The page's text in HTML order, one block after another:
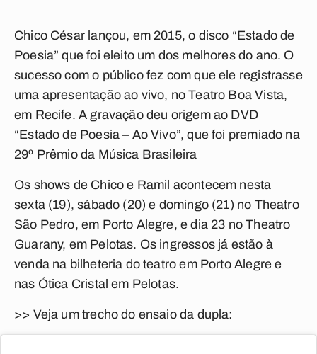
Chico César lançou, em 2015, o disco “Estado de
Poesia” que foi eleito um dos melhores do ano. O
sucesso com o público fez com que ele registrasse
uma apresentação ao vivo, no Teatro Boa Vista,
em Recife. A gravação deu origem ao DVD
“Estado de Poesia – Ao Vivo”, que foi premiado na
29º Prêmio da Música Brasileira
Os shows de Chico e Ramil acontecem nesta
sexta (19), sábado (20) e domingo (21) no Theatro
São Pedro, em Porto Alegre, e dia 23 no Theatro
Guarany, em Pelotas. Os ingressos já estão à
venda na bilheteria do teatro em Porto Alegre e
nas Ótica Cristal em Pelotas.
>> Veja um trecho do ensaio da dupla: